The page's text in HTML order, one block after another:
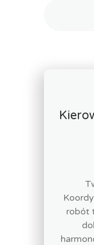
robót